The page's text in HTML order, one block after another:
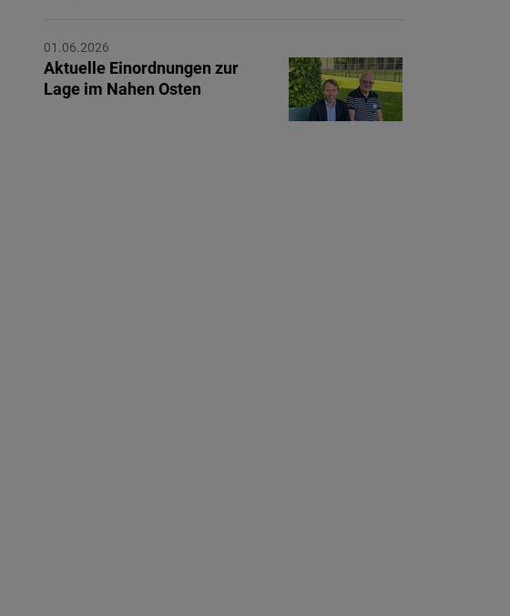
01.06.2026
Aktuelle Einordnungen zur
Lage im Nahen Osten